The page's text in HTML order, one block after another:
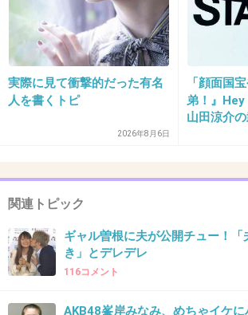
36. 匿名2013/12/04(水) 14:09:13
芸がないから私生活を切り売り
だよ
シンママになるから稼がないと
そもそもなんで結婚したんだろ
実際に見て衝撃的だった有名
人を書くトピ
2026年8月6日
「顔面国
弟！』Hey
山田涼介
ット歓喜
「こんな
関連トピック
ギャル曽根に夫が公開チュー！「
き」とデレデレ
116コメント
AKB48峯岸みなみ、めちゃイケ